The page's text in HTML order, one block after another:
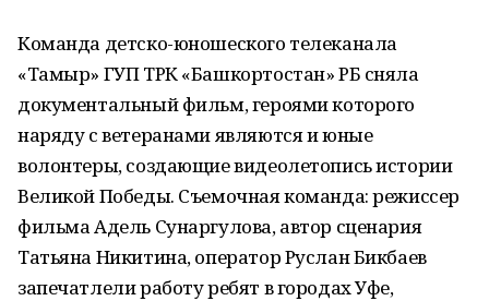
Команда детско-юношеского телеканала
«Тамыр» ГУП ТРК «Башкортостан» РБ сняла
документальный фильм, героями которого
наряду с ветеранами являются и юные
волонтеры, создающие видеолетопись истории
Великой Победы. Съемочная команда: режиссер
фильма Адель Сунаргулова, автор сценария
Татьяна Никитина, оператор Руслан Бикбаев
запечатлели работу ребят в городах Уфе,